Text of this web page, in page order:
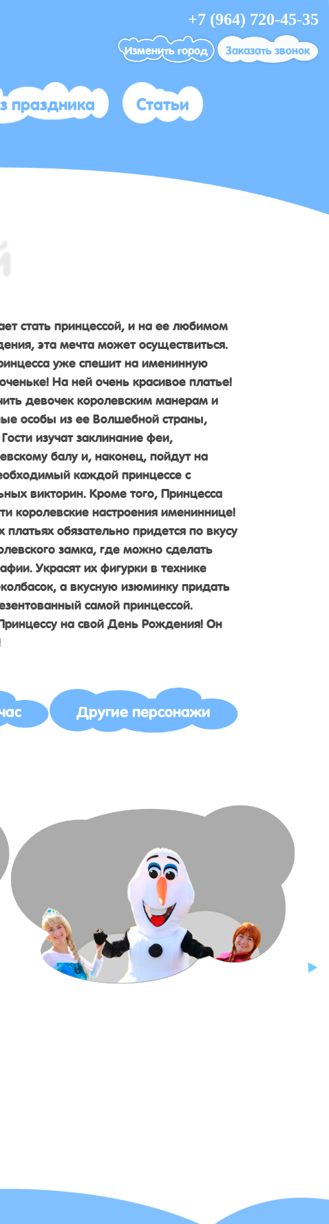
+7 (964) 720-45-35
Изменить город Заказать звонок
праздника Статьи
стать принцессой, и на ее любимом
эта мечта может осуществиться.
уже спешит на именинную
На ней очень красивое платье!
девочек королевским манерам и
особы из ее Волшебной страны,
изучат заклинание феи,
балу и, наконец, пойдут на
каждой принцессе с
викторин. Кроме того, Принцесса
королевские настроения имениннице!
обязательно придется по вкусу
замка, где можно сделать
Украсят их фигурки в технике
а вкусную изюминку придать
самой принцессой.
на свой День Рождения! Он
Другие персонажи